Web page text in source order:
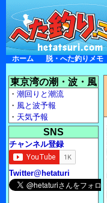
ホーム 脱・へた釣りメモ
東京湾の潮・波・風
・ 潮回りと潮流
・ 風と波予報
・ 天気予報
SNS
チャンネル登録
Twitter@hetaturi